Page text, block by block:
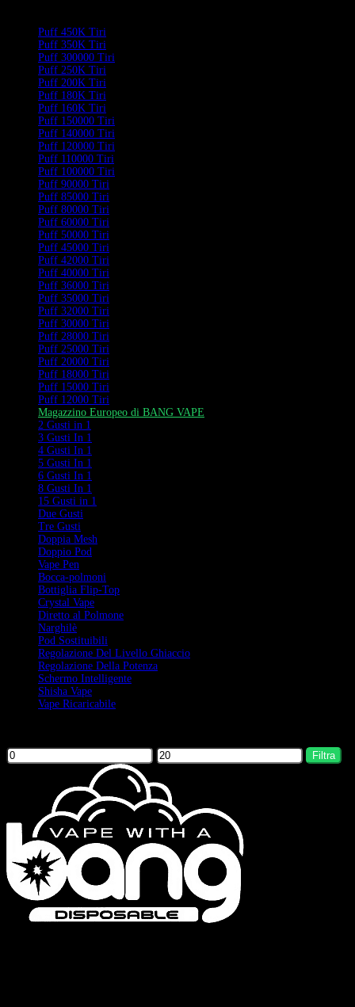
Puff 450K Tiri
Puff 350K Tiri
Puff 300000 Tiri
Puff 250K Tiri
Puff 200K Tiri
Puff 180K Tiri
Puff 160K Tiri
Puff 150000 Tiri
Puff 140000 Tiri
Puff 120000 Tiri
Puff 110000 Tiri
Puff 100000 Tiri
Puff 90000 Tiri
Puff 85000 Tiri
Puff 80000 Tiri
Puff 60000 Tiri
Puff 50000 Tiri
Puff 45000 Tiri
Puff 42000 Tiri
Puff 40000 Tiri
Puff 36000 Tiri
Puff 35000 Tiri
Puff 32000 Tiri
Puff 30000 Tiri
Puff 28000 Tiri
Puff 25000 Tiri
Puff 20000 Tiri
Puff 18000 Tiri
Puff 15000 Tiri
Puff 12000 Tiri
Magazzino Europeo di BANG VAPE
2 Gusti in 1
3 Gusti In 1
4 Gusti In 1
5 Gusti In 1
6 Gusti In 1
8 Gusti In 1
15 Gusti in 1
Due Gusti
Tre Gusti
Doppia Mesh
Doppio Pod
Vape Pen
Bocca-polmoni
Bottiglia Flip-Top
Crystal Vape
Diretto al Polmone
Narghilè
Pod Sostituibili
Regolazione Del Livello Ghiaccio
Regolazione Della Potenza
Schermo Intelligente
Shisha Vape
Vape Ricaricabile
Filtra